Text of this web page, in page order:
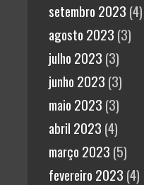
setembro 2023 (4)
agosto 2023 (3)
julho 2023 (3)
junho 2023 (3)
maio 2023 (3)
abril 2023 (4)
março 2023 (5)
fevereiro 2023 (4)